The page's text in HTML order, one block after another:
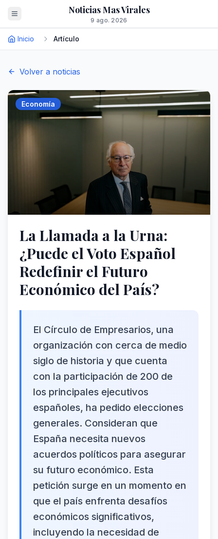
Noticias Mas Virales
9 ago. 2026
Inicio Artículo
Volver a noticias
Economía
La Llamada a la Urna:
¿Puede el Voto Español
Redefinir el Futuro
Económico del País?
El Círculo de Empresarios, una
organización con cerca de medio
siglo de historia y que cuenta
con la participación de 200 de
los principales ejecutivos
españoles, ha pedido elecciones
generales. Consideran que
España necesita nuevos
acuerdos políticos para asegurar
su futuro económico. Esta
petición surge en un momento en
que el país enfrenta desafíos
económicos significativos,
incluyendo la necesidad de